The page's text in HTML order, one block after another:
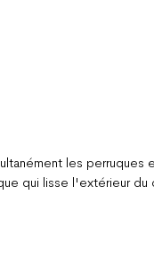
les
qui lisse l'extérieur du